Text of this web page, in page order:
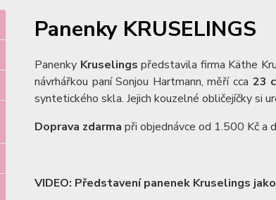
Panenky KRUSELINGS
Panenky Kruselingspředstavila firma Käthe
návrhářkou paní Sonjou Hartmann, měří cca 23
syntetického skla. Jejich kouzelné obličejíčky si
Doprava zdarma při objednávce od 1.500 Kč a
VIDEO: Představení panenek Kruselings